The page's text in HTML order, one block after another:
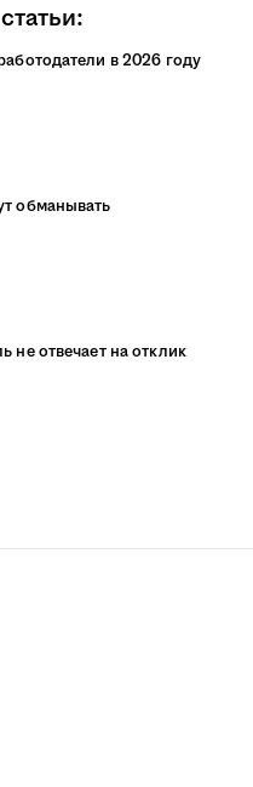
в 2026 году
обманывать
не отвечает на отклик